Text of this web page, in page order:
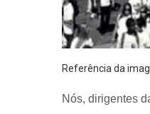
Referência da
Nós, dirigentes